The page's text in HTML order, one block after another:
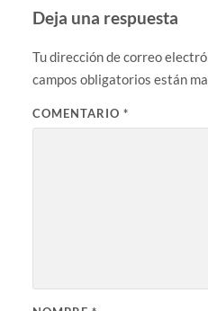
Deja una respuesta
Tu dirección de correo
campos obligatorios están
COMENTARIO *